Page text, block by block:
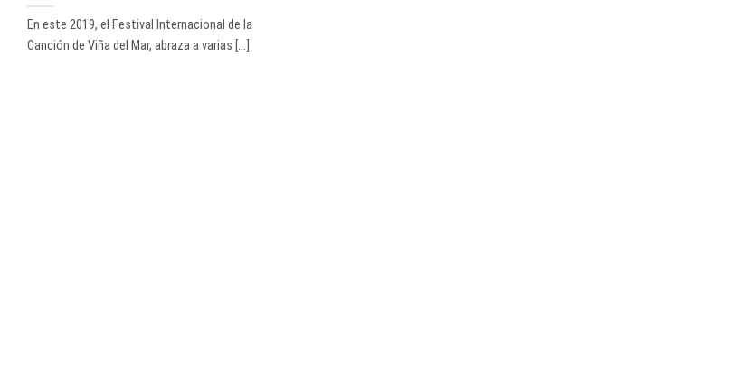
En este 2019, el Festival Internacional de la
Canción de Viña del Mar, abraza a varias [...]